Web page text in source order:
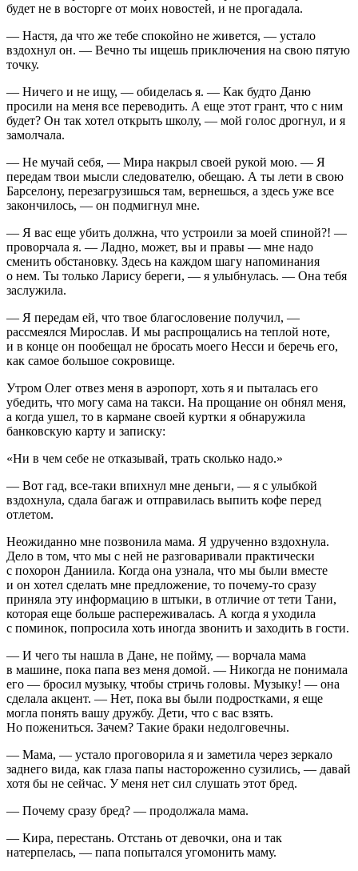
будет не в восторге от моих новостей, и не прогадала.
— Настя, да что же тебе спокойно не живется, — устало
вздохнул он. — Вечно ты ищешь приключения на свою пятую
точку.
— Ничего и не ищу, — обиделась я. — Как будто Даню
просили на меня все переводить. А еще этот грант, что с ним
будет? Он так хотел открыть школу, — мой голос дрогнул, и я
замолчала.
— Не мучай себя, — Мира накрыл своей рукой мою. — Я
передам твои мысли следователю, обещаю. А ты лети в свою
Барселону, перезагрузишься там, вернешься, а здесь уже все
закончилось, — он подмигнул мне.
— Я вас еще убить должна, что устроили за моей спиной?! —
проворчала я. — Ладно, может, вы и правы — мне надо
сменить обстановку. Здесь на каждом шагу напоминания
о нем. Ты только Ларису береги, — я улыбнулась. — Она тебя
заслужила.
— Я передам ей, что твое благословение получил, —
рассмеялся Мирослав. И мы распрощались на теплой ноте,
и в конце он пообещал не бросать моего Несси и беречь его,
как самое большое сокровище.
Утром Олег отвез меня в аэропорт, хоть я и пыталась его
убедить, что могу сама на такси. На прощание он обнял меня,
а когда ушел, то в кармане своей куртки я обнаружила
банковскую карту и записку:
«Ни в чем себе не отказывай, трать сколько надо.»
— Вот гад, все-таки впихнул мне деньги, — я с улыбкой
вздохнула, сдала багаж и отправилась выпить кофе перед
отлетом.
Неожиданно мне позвонила мама. Я удрученно вздохнула.
Дело в том, что мы с ней не разговаривали практически
с похорон Даниила. Когда она узнала, что мы были вместе
и он хотел сделать мне предложение, то почему-то сразу
приняла эту информацию в штыки, в отличие от тети Тани,
которая еще больше распереживалась. А когда я уходила
с поминок, попросила хоть иногда звонить и заходить в гости.
— И чего ты нашла в Дане, не пойму, — ворчала мама
в машине, пока папа вез меня домой. — Никогда не понимала
его — бросил музыку, чтобы стричь головы. Музыку! — она
сделала акцент. — Нет, пока вы были подростками, я еще
могла понять вашу дружбу. Дети, что с вас взять.
Но пожениться. Зачем? Такие браки недолговечны.
— Мама, — устало проговорила я и заметила через зеркало
заднего вида, как глаза папы настороженно сузились, — давай
хотя бы не сейчас. У меня нет сил слушать этот бред.
— Почему сразу бред? — продолжала мама.
— Кира, перестань. Отстань от девочки, она и так
натерпелась, — папа попытался угомонить маму.